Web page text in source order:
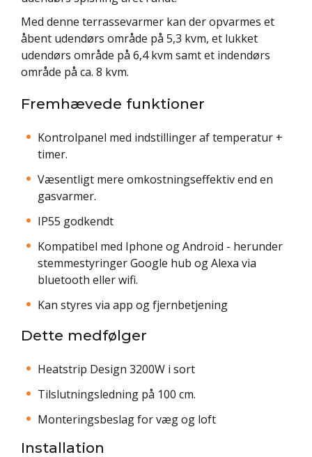
Med denne terrassevarmer kan der opvarmes et
åbent udendørs område på 5,3 kvm, et lukket
udendørs område på 6,4 kvm samt et indendørs
område på ca. 8 kvm.
Fremhævede funktioner
Kontrolpanel med indstillinger af temperatur +
timer.
Væsentligt mere omkostningseffektiv end en
gasvarmer.
IP55 godkendt
Kompatibel med Iphone og Android - herunder
stemmestyringer Google hub og Alexa via
bluetooth eller wifi.
Kan styres via app og fjernbetjening
Dette medfølger
Heatstrip Design 3200W i sort
Tilslutningsledning på 100 cm.
Monteringsbeslag for væg og loft
Installation